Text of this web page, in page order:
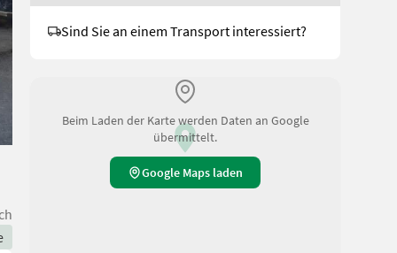
Sind Sie an einem Transport interessiert?
Beim Laden der Karte werden Daten an Google
übermittelt.
Google Maps laden